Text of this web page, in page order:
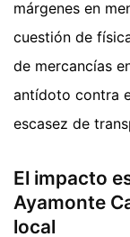
márgenes en
cuestión de
de mercancías
antídoto contra
escasez de
El impacto
Ayamonte
local